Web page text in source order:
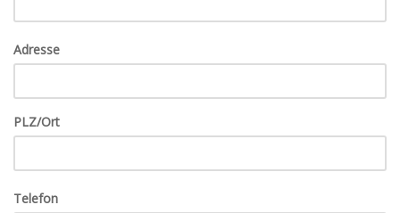
Adresse
PLZ/Ort
Telefon